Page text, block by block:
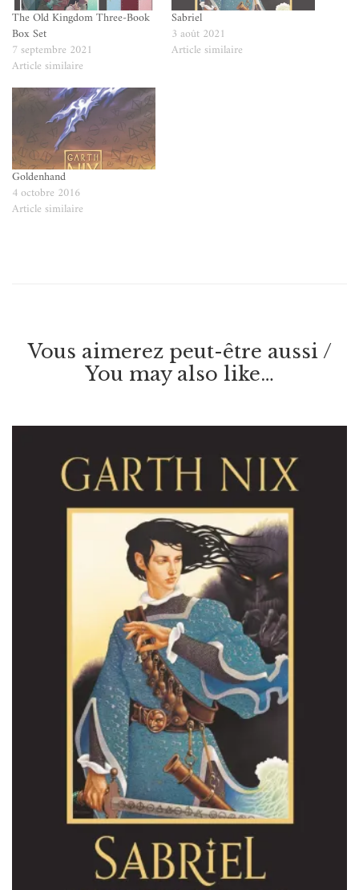
The Old Kingdom Three-Book
Box Set
7 septembre 2021
Article similaire
Sabriel
3 août 2021
Article similaire
Goldenhand
4 octobre 2016
Article similaire
Vous aimerez peut-être aussi /
You may also like…